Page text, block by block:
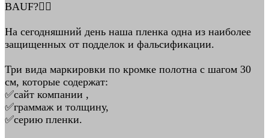
BAUF?🕵🏼
На сегодняшний день наша пленка одна из наиболее
защищенных от подделок и фальсификации.
Три вида маркировки по кромке полотна с шагом 30
см, которые содержат:
✅сайт компании ,
✅граммаж и толщину,
✅серию пленки.